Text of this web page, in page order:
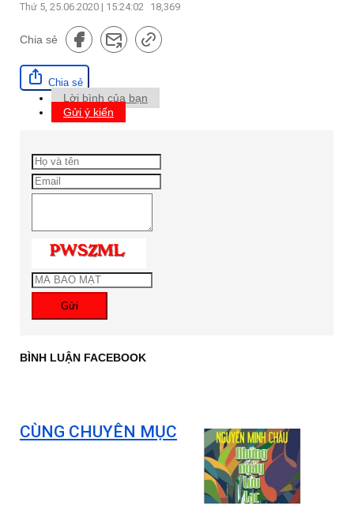
Thứ 5, 25.06.2020 | 15:24:02 18,369
Chia sẻ
Chia sẻ
Lời bình của bạn
Gửi ý kiến
Gửi
BÌNH LUẬN FACEBOOK
CÙNG CHUYÊN MỤC